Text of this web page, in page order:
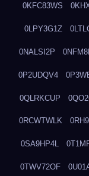
0KFC83WS
0LPY3G1Z
0NALSI2P
0P2UDQV4
0QLRKCUP
0RCWTWLK
0SA9HP4L
0TWV72OF